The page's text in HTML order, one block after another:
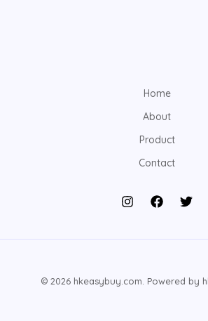
Home
About
Product
Contact
© 2026 hkeasybuy.com. Powered by